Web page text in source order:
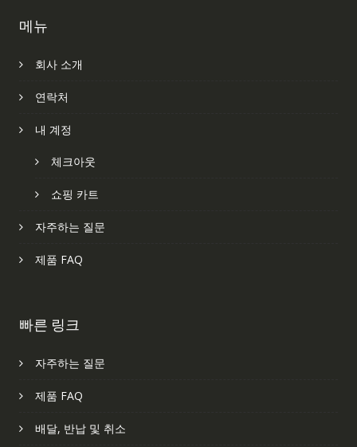
메뉴
회사 소개
연락처
내 계정
체크아웃
쇼핑 카트
자주하는 질문
제품 FAQ
빠른 링크
자주하는 질문
제품 FAQ
배달, 반납 및 취소